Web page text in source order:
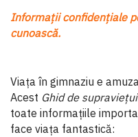
Informații confidențiale
cunoască.
Viața în gimnaziu e
Acest Ghid de
toate informațiile
face viața fantastică: